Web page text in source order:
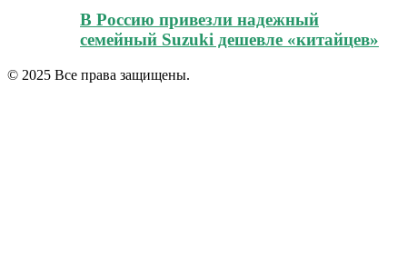
В Россию привезли надежный
семейный Suzuki дешевле «китайцев»
© 2025 Все права защищены.